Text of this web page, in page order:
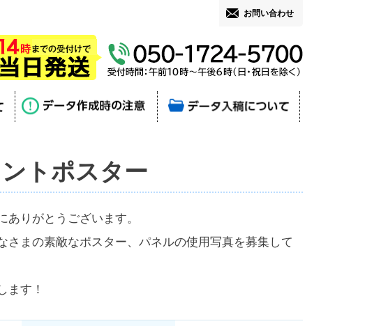
お問い合わせ
トポスター
りがとうございます。
まの素敵なポスター、パネルの使用写真を募集して
ます！